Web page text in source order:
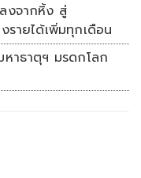
งจากหิ้ง สู่
รายได้เพิ่มทุกเดือน
าธาตุฯ มรดกโลก